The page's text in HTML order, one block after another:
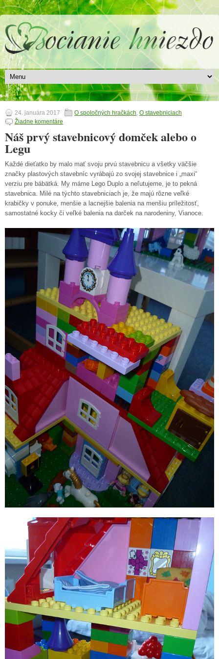
24. januára 2017 O spoločných hračkách O stavebniciach
Žiadne komentáre
Náš prvý stavebnicový domček alebo o
Legu
Každé dieťatko by malo mať svoju prvú stavebnicu a všetky väčšie
značky plastových stavebníc vyrábajú zo svojej stavebnice i „maxi“
verziu pre bábätká. My máme Lego Duplo a neľutujeme, je to pekná
stavebnica. Milé na týchto stavebniciach je, že majú rôzne veľké
krabičky v ponuke, menšie a lacnejšie balenia na menšiu príležitosť,
samostatné kocky či veľké balenia na darček na narodeniny, Vianoce.